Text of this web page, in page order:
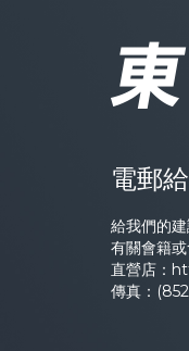
電郵
給我們的
有關會籍
直營店：
傳真：